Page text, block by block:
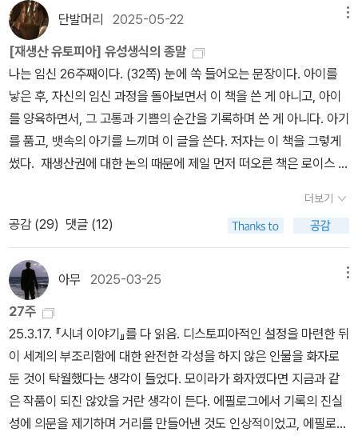
(이를테면 자본주의 정신)을 건드릴 것이고, 여성으로 대표되는 약자
층은 언제나 짓밟아도 되는 것처럼 사회 분위기를 조장할 것이다. 그
게 모든 자를 타락시키고 망하게 할 가장 효과적인 방법이기 때문이
다. 이 작품은 비록 시녀로 살다가 탈출한 한 여성의 수기로 읽도록 설
계되어 있지만, 독자들은 비단 여성의 인권 정도에 머물지 말고 사회
모든 약자층까지 확장하여 이 작품의 의미를 해석하면 좋을 듯하
다. 직접적인 언급은 없지만 군데군데 드러나는 간접적인 증거와 정
황으로 미루어보아 길리어드는 미국을 지칭한다고 보는 게 타당하다.
마거릿 애트우드의 미국에 대한 비판 의식을 엿볼 수 있는 부분이다.
이 작품이 쓰인 해가 1985년이니 당시 미국은 공화당 소속인 로널드
는 레이건 대통령의 초임 정권 하에서 길리어드를 본 것 같다. 가부장
제와 근본주의 기독교가 판을 치며 파국을 맞이할 미국의 미래를 내
다본 것이다. 물론 이 작품이 예언서가 아니라 어디까지나 소설이기
때문에 그녀의 예상의 정확도를 따질 필요가 전혀 없는 문제이지만,
미국의 지성인 중 하나였던 마거릿 애트우드의 눈에는 미국이 길리어
드로 발전할 조짐이 분명히 있었다고 충분히 짐작할 수 있다. 다행히
그런 일이 아직까진 현실에서 벌어지지 않았지만, 트럼프 정권의 끔
찍했던 지난 5년을 떠올려볼 때 여전히 미국은 그 가능성을 잠재적으
품의 화신이 아니라 치욕과 굴욕의 상징이다. 이보다 더 참혹한 기분
이 되어야 하는데. 하지만 나는 고요하고, 차분하고, 이렇게 무심할 수
가 없다. 그 치들이 너를 짓밟게 내버려두지 마라. 이 말을 혼자 되풀
이하지만, 아무런 감흥이 없다. ---p.502 탁한 황갈색 옷을 입은 일
종의 여성 감시원 리디아 아주머니라고 불리우는 이 사람 시녀들을
감시하고 통솔하고 통제하는 역할을 담당하는 이 사람 과거의 상처
때문인지 충직한 개가 생각납니다. 길리아드에서는 여성들을 가임 능
력에 따라 계급으로 나누는데 지배계급의 배우자 아내, 지배층의 아
을 하는 하녀, 정권에 반항하는 여성과 아이를 낳지 못하는 나이든 여
에 걸려 죽을 때까지 노동을 하게 됩니다. 콜로니에 갇힌 사람들은 남
녀구분없이 모두 회색드레스를 입고 강제노동, 고된 농사일, 쓰레기
처리의 일을 하고 심지어 방사능 폐기물 처리를 하게 되면서 죽음이
점점 다가오는 사형보다 더한 처벌로 여겨집니다. 주인공 오브프레
드는 한 아이의 엄마이자 한 남자의 아내였던 평범한 여성은 길리아
드 정권의 희생자가 되어 피의 상징인 빨간 옷을 입고 자신의 이름도
빼앗기고 아주머니의 감시하에 프레드리라는 사령관의 아이를 낳는
도구로 시녀가 됩니다. 1984, 멋진 신세계를 통해 본 디스토피아의
단발머리 2025-05-22
[재생산 유토피아] 유성생식의 종말
나는 임신 26주째이다. (32쪽) ​눈에 쏙 들어오는 문장이다. 아이를
낳은 후, 자신의 임신 과정을 돌아보면서 이 책을 쓴 게 아니고, 아이
를 양육하면서, 그 고통과 기쁨의 순간을 기록하며 쓴 게 아니다. 아기
를 품고, 뱃속의 아기를 느끼며 이 글을 쓴다. 저자는 이 책을 그렇게
썼다. ​​ 재생산권에 대한 논의 때문에 제일 먼저 떠오른 책은 로이스 로
이다. 저자가 묻는다. ​왜 사람들은 인공 자궁으로 인해 자녀를 공동으
로 양육하는 페미니즘적 유토피아보다 권위주의적 디스토피아를 더
쉽게 상상할까? (29쪽) ​왜 그럴까. 재생산권이 여성의 특권이 아닌
한계가 분명하다면, 왜 새로운 세계로 나아가는데 주저하게 되는 걸
까. ​​페미니즘을 읽어가면서 아무래도 여성들의 책을 많이 읽게 된다.
그동안 남성들의 책만을 읽어왔으니, 앞으로 계속 여성들의 책만을
읽는다 해도 5:5에 이르기에는 많은 시간이 필요할 것이다. 남성 위
주의 사회에서 여성을 발판으로 한 남성 우위 문화의 본질을 꽤 뚫어
본 여성들은 천재다. '천재적인'으로는 부족하다. 그냥 천재다. 그중에
서도 슐라미스 파이어스톤을 나는 탑티어 중의 하나로 꼽는다. 1970
년대에 파이어스톤은 이미 이렇게 썼다. ​ 여성 억압의 핵심은 자녀 출
더보기
공감 (29) 댓글 (12)
아무 2025-03-25
27주
25.3.17. 『시녀 이야기』를 다 읽음. 디스토피아적인 설정을 마련한 뒤
이 세계의 부조리함에 대한 완전한 각성을 하지 않은 인물을 화자로
둔 것이 탁월했다는 생각이 들었다. 모이라가 화자였다면 지금과 같
은 작품이 되진 않았을 거란 생각이 든다. 에필로그에서 기록의 진실
성에 의문을 제기하며 거리를 만들어낸 것도 인상적이었고, 에필로그